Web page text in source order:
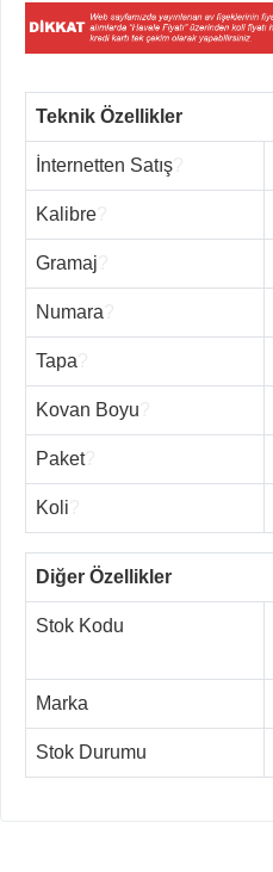
Teknik Özellikler
İnternetten Satış
Kalibre
Gramaj
Numara
Tapa
Kovan Boyu
Paket?
Koli
Diğer Özellikler
Stok Kodu
Marka
Stok Durumu